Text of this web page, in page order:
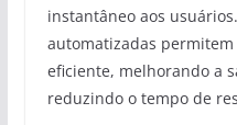
instantâneo aos
automatizadas
eficiente, melhorando a
reduzindo o tempo de